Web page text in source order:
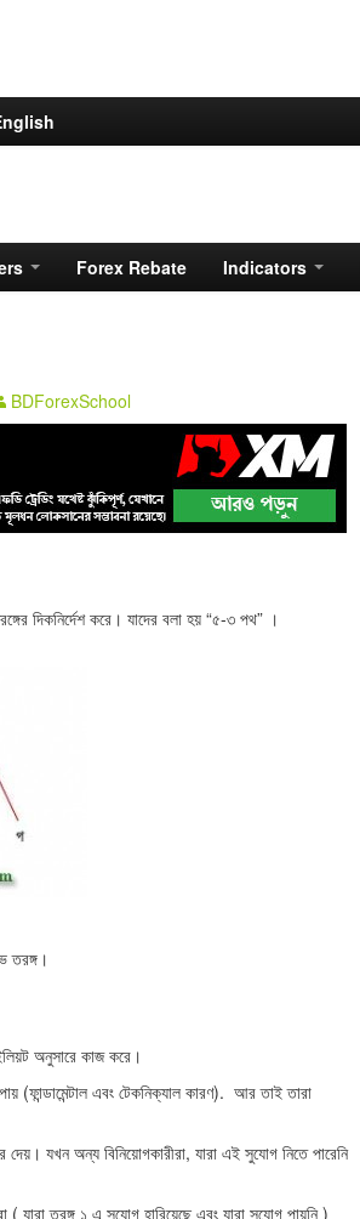
Forex Rebate Indicators
BDForexSchool
দিকনির্দেশ করে। যাদের বলা হয় “৫-৩ পথ” ।
তরঙ্গ।
অনুসারে কাজ করে।
(ফান্ডামেন্টাল এবং টেকনিক্যাল কারণ). আর তাই তারা
যখন অন্য বিনিয়োগকারীরা, যারা এই সুযোগ নিতে পারেনি
( যারা তরঙ্গ ১ এ সুযোগ হারিয়েছে এবং যারা সুযোগ পায়নি )